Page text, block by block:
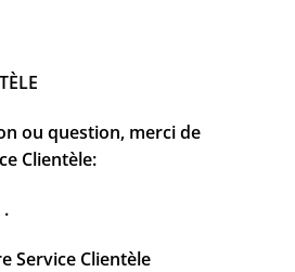
ou question, merci de
Clientèle:
Service Clientèle